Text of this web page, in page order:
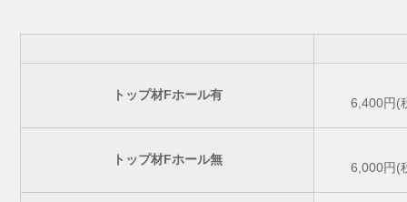
トップ材Fホール有
6,400円(
トップ材Fホール無
6,000円(